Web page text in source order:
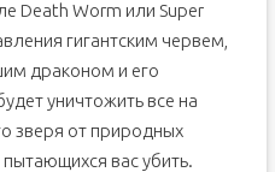
Death Worm или Super
гигантским червем,
драконом и его
уничтожить все на
зверя от природных
вас убить.